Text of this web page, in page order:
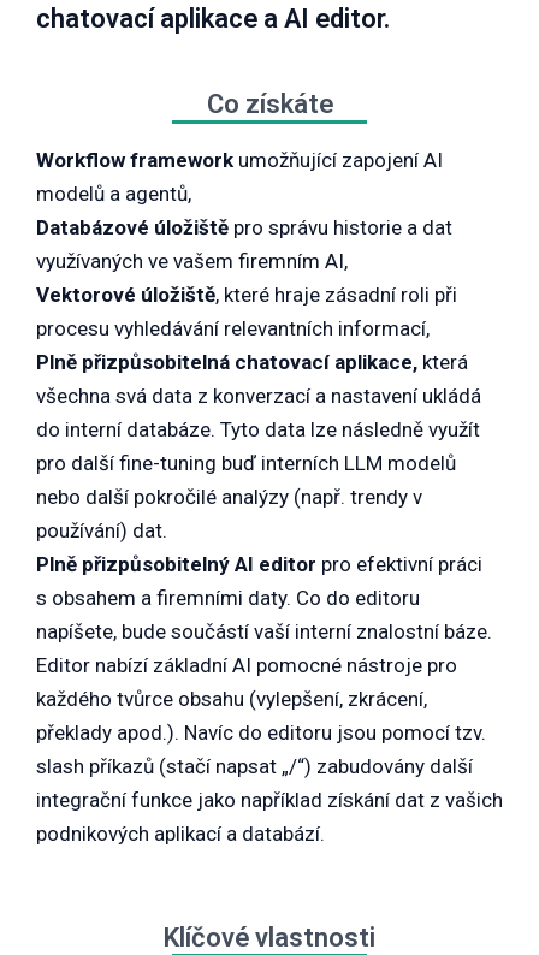
chatovací aplikace a AI editor.
Co získáte
Workflow framework umožňující zapojení AI
modelů a agentů,
Databázové úložiště pro správu historie a dat
využívaných ve vašem firemním AI,
Vektorové úložiště, které hraje zásadní roli při
procesu vyhledávání relevantních informací,
Plně přizpůsobitelná chatovací aplikace, která
všechna svá data z konverzací a nastavení ukládá
do interní databáze. Tyto data lze následně využít
pro další fine-tuning buď interních LLM modelů
nebo další pokročilé analýzy (např. trendy v
používání) dat.
Plně přizpůsobitelný AI editor pro efektivní práci
s obsahem a firemními daty. Co do editoru
napíšete, bude součástí vaší interní znalostní báze.
Editor nabízí základní AI pomocné nástroje pro
každého tvůrce obsahu (vylepšení, zkrácení,
překlady apod.). Navíc do editoru jsou pomocí tzv.
slash příkazů (stačí napsat „/“) zabudovány další
integrační funkce jako například získání dat z vašich
podnikových aplikací a databází.
Klíčové vlastnosti